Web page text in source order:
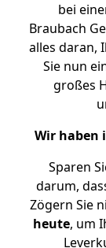
bei
Braubach
alles daran,
Sie nun
großes
Wir haben
Sparen
darum,
Zögern Sie
heute, um